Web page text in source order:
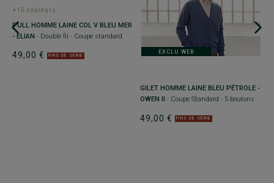
+15 couleurs
PULL HOMME LAINE COL V BLEU MER
- ELIAN - Double fil - Coupe standard
49,00 € FINS DE SÉRIE
EXCLU WEB
GILET HOMME LAINE BLEU PÉTROLE -
OWEN II
- Coupe Standard - 5 boutons
49,00 € FINS DE SÉRIE